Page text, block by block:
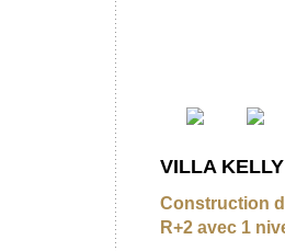
VILLA
Construction
R+2 avec 1